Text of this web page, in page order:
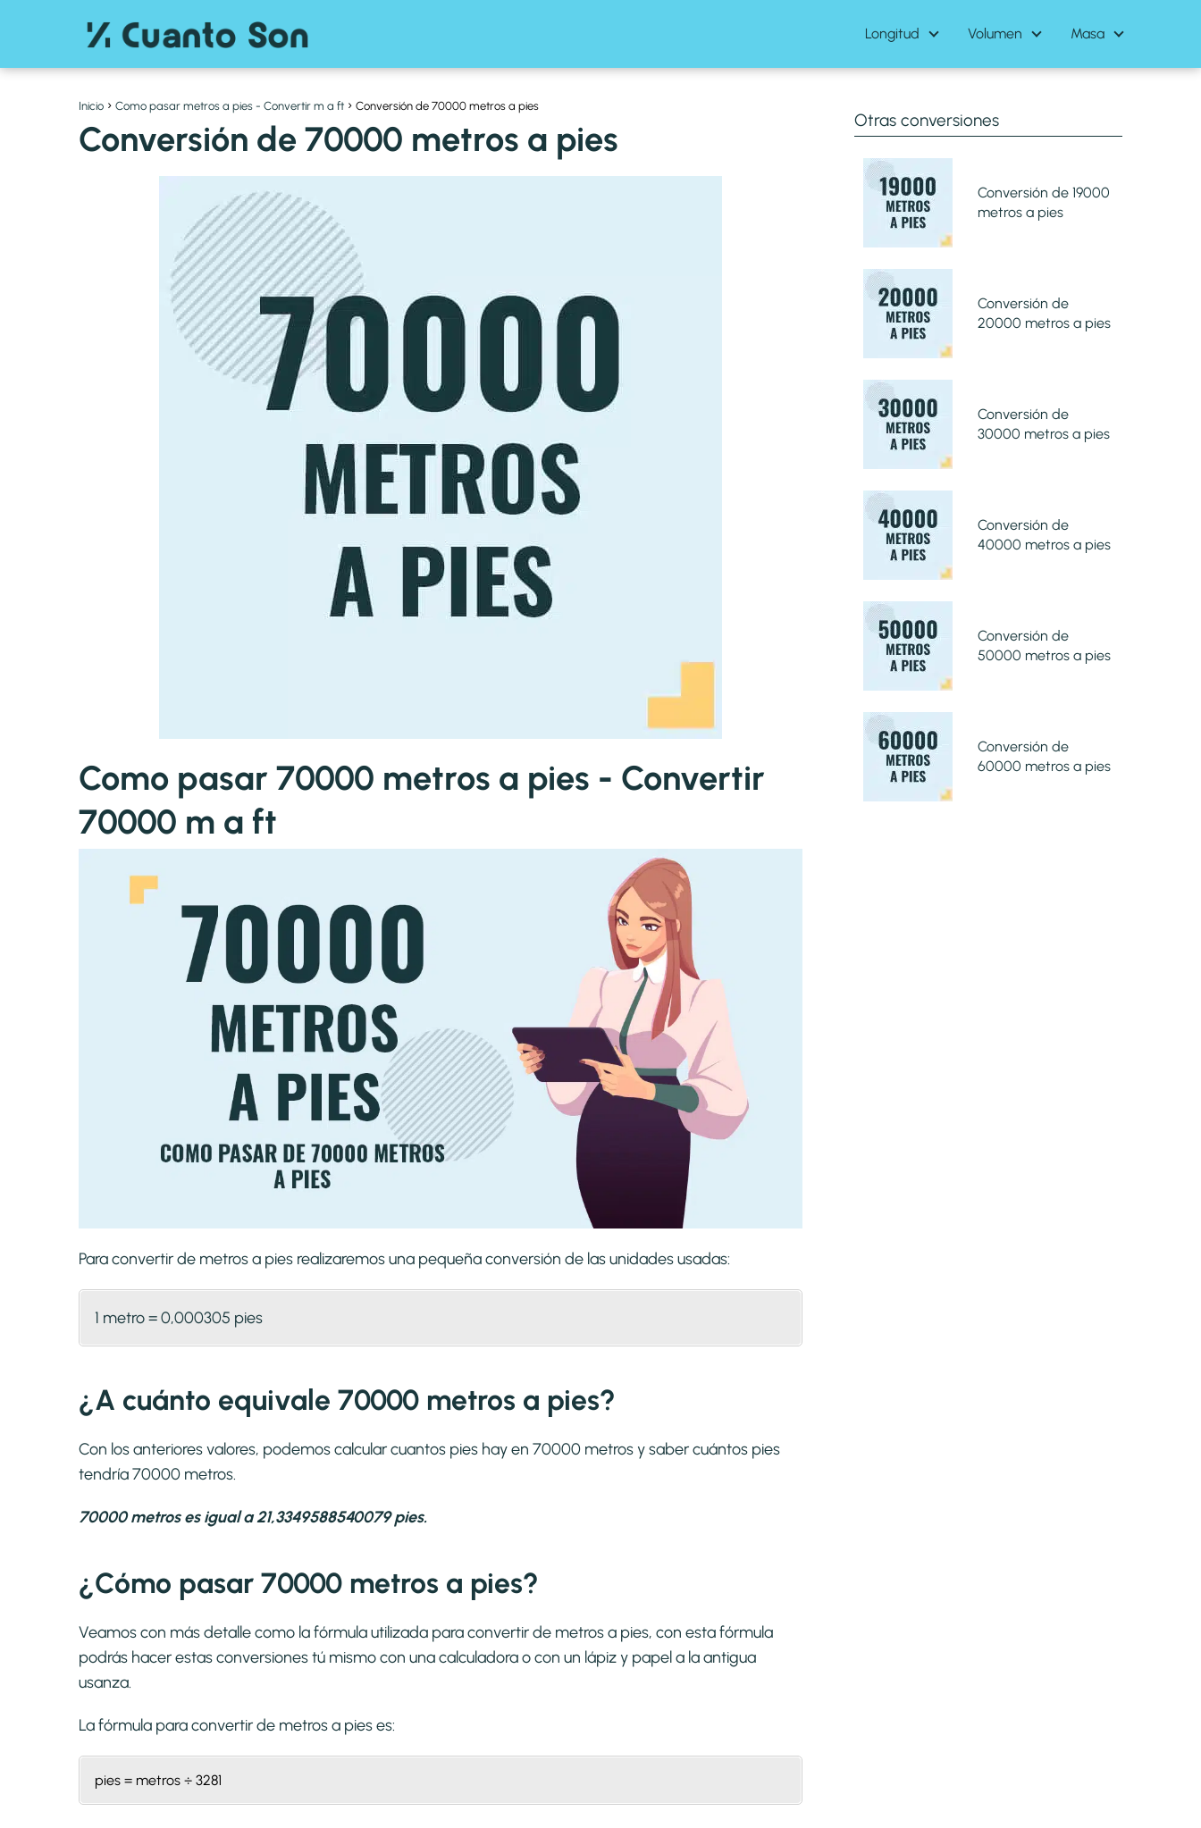
Longitud Volumen Masa
Inicio Como pasar metros a pies - Convertir m a ft Conversión de 70000 metros a pies
Conversión de 70000 metros a pies
Como pasar 70000 metros a pies - Convertir
70000 m a ft
Para convertir de metros a pies realizaremos una pequeña conversión de las unidades usadas:
1 metro = 0,000305 pies
¿A cuánto equivale 70000 metros a pies?
Con los anteriores valores, podemos calcular cuantos pies hay en 70000 metros y saber cuántos pies
tendría 70000 metros.
70000 metros es igual a 21,3349588540079 pies.
¿Cómo pasar 70000 metros a pies?
Veamos con más detalle como la fórmula utilizada para convertir de metros a pies, con esta fórmula
podrás hacer estas conversiones tú mismo con una calculadora o con un lápiz y papel a la antigua
usanza.
La fórmula para convertir de metros a pieses:
pies = metros ÷ 3281
Otras conversiones
Conversión de 19000
metros a pies
Conversión de
20000 metros a pies
Conversión de
30000 metros a pies
Conversión de
40000 metros a pies
Conversión de
50000 metros a pies
Conversión de
60000 metros a pies